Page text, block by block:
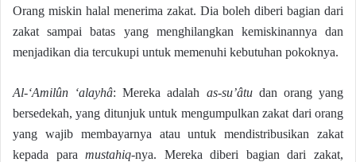
Orang miskin halal menerima zakat. Dia boleh diberi bagian dari
zakat sampai batas yang menghilangkan kemiskinannya dan
menjadikan dia tercukupi untuk memenuhi kebutuhan pokoknya.
Al-‘Amilûn ‘alayhâ: Mereka adalah as-su’âtudan orang yang
bersedekah, yang ditunjuk untuk mengumpulkan zakat dari orang
yang wajib membayarnya atau untuk mendistribusikan zakat
kepada paramustahiq-nya. Mereka diberi bagian dari zakat,